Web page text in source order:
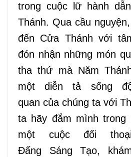
trong cuộc
lữ hành dẫn
Thánh. Qua cầu
đến Cửa Thánh với
đón nhận những món
tha thứ mà Năm
mộtdiễn tả sống
quan của chúng ta với
ta hãy đắm mìnhtrong
một cuộc đối
Đấng Sáng Tạo,